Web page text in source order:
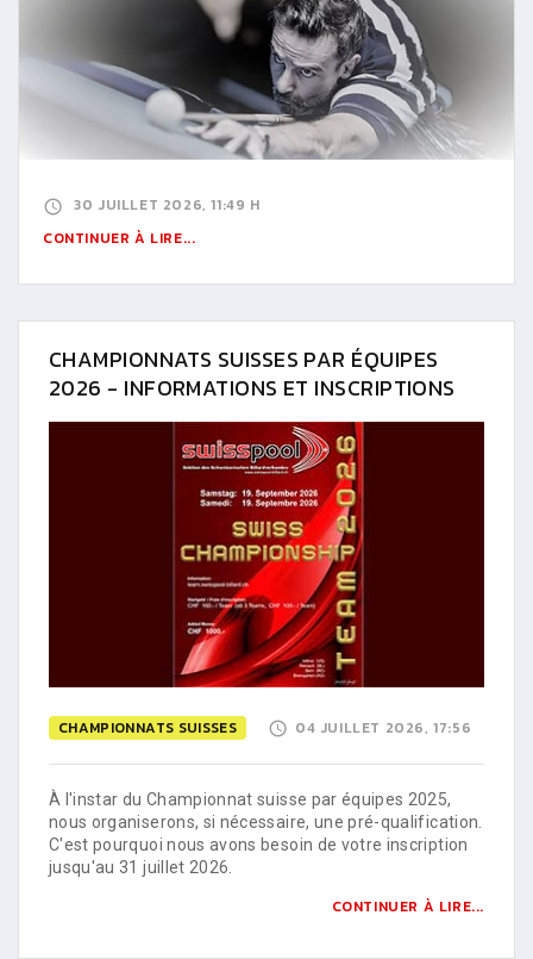
30 JUILLET 2026, 11:49 H
CONTINUER À LIRE...
CHAMPIONNATS SUISSES PAR ÉQUIPES
2026 - INFORMATIONS ET INSCRIPTIONS
CHAMPIONNATS SUISSES 04 JUILLET 2026, 17:56
À l'instar du Championnat suisse par équipes 2025,
nous organiserons, si nécessaire, une pré-qualification.
C'est pourquoi nous avons besoin de votre inscription
jusqu'au 31 juillet 2026.
CONTINUER À LIRE...